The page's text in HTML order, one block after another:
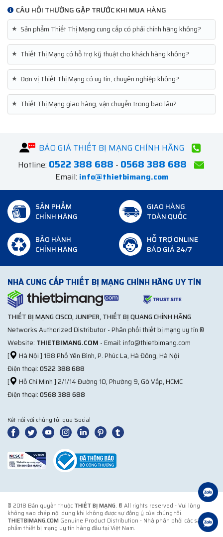
CÂU HỎI THƯỜNG GẶP TRƯỚC KHI MUA HÀNG
★ Sản phẩm Thiết Thị Mạng cung cấp có phải chính hãng không?
★ Thiết Thị Mạng có hỗ trợ kỹ thuật cho khách hàng không?
★ Đơn vị Thiết Thị Mạng có uy tín, chuyên nghiệp không?
★ Thiết Thị Mạng giao hàng, vận chuyển trong bao lâu?
BÁO GIÁ THIẾT BỊ MẠNG CHÍNH HÃNG
Hotline: 0522 388 688 - 0568 388 688
Email: info@thietbimang.com
SẢN PHẨM
CHÍNH HÃNG
GIAO HÀNG
TOÀN QUỐC
BẢO HÀNH
CHÍNH HÃNG
HỖ TRỢ ONLINE
BÁO GIÁ 24/7
NHÀ CUNG CẤP THIẾT BỊ MẠNG CHÍNH HÃNG UY TÍN
THIẾT BỊ MẠNG CISCO, JUNIPER, THIẾT BỊ QUANG CHÍNH HÃNG
Networks Authorized Distributor - Phân phối thiết bị mạng uy tín ®
Website: THIETBIMANG.COM - Email: info@thietbimang.com
[
Hà Nội ] 188 Phố Yên Bình, P. Phúc La, Hà Đông, Hà Nội
Điện thoại:0522 388 688
[
Hồ Chí Minh ] 2/1/14 Đường 10, Phường 9, Gò Vấp, HCMC
Điện thoại:0568 388 688
Kết nối với chúng tôi qua Social
© 2018 Bản quyền thuộc THIẾT BỊ MẠNG. ® All rights reserved - Vui lòng
không sao chép nội dung khi không được sự đồng ý của chúng tôi.
THIETBIMANG.COM Genuine Product Distribution - Nhà phân phối các sản
phẩm thiết bị mạng uy tín hàng đầu tại Việt Nam.